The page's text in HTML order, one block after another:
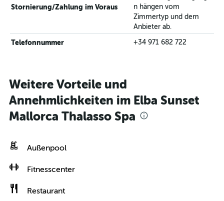
Stornierung/Zahlung im Voraus
n hängen vom
Zimmertyp und dem
Anbieter ab.
Telefonnummer +34 971 682 722
Weitere Vorteile und
Annehmlichkeiten im Elba Sunset
Mallorca Thalasso Spa
Außenpool
Fitnesscenter
Restaurant